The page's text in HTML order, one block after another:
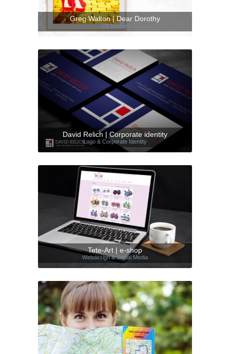
Greg Walton | Dear Dorothy
CD booklet
David Relich | Corporate identity
Logo & Corporate Identity
Tete-Art | e-shop
Webdesign & Social Media